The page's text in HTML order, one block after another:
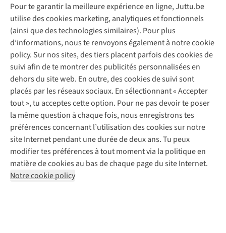
Pour te garantir la meilleure expérience en ligne, Juttu.be
utilise des cookies marketing, analytiques et fonctionnels
(ainsi que des technologies similaires). Pour plus
d’informations, nous te renvoyons également à notre cookie
policy. Sur nos sites, des tiers placent parfois des cookies de
suivi afin de te montrer des publicités personnalisées en
dehors du site web. En outre, des cookies de suivi sont
placés par les réseaux sociaux. En sélectionnant « Accepter
tout », tu acceptes cette option. Pour ne pas devoir te poser
la même question à chaque fois, nous enregistrons tes
préférences concernant l’utilisation des cookies sur notre
site Internet pendant une durée de deux ans. Tu peux
modifier tes préférences à tout moment via la politique en
matière de cookies au bas de chaque page du site Internet.
Notre cookie policy
Service client
Questions fréquentes
Commander
Payer
10 % réduction étudiants
Klarna : post-paiement
Livraison
Retourner
Rétractation d'une commande
Garantie
Contact
Nos services
Vintage - ReJUsed
Atelier de couture
Personal shopping
Boîte à vêtements
Événements / ateliers
Juttu
Qui sommes-nous ?
Juttu Friends
Inspiration
Travailler chez Juttu
Nos magasins
Le monde de Juttu
Entrepreneuriat responsable
Déclaration d’accessibilité
Abonne-toi à la newsletter
Suivez-nous